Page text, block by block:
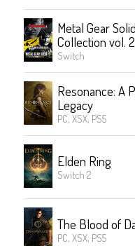
Metal Gear
Collection vol. 2
Switch
Resonance: A
Legacy
PC, XSX, PS5
Elden Ring
Switch 2
The Blood of
PC, XSX, PS5